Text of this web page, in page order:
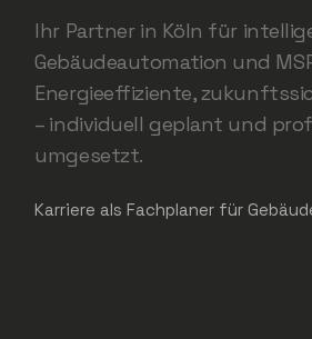
Ihr Partner in Köln für
Gebäudeautomation und
Energieeffiziente,
– individuell geplant und
umgesetzt.
Karriere als Fachplaner für